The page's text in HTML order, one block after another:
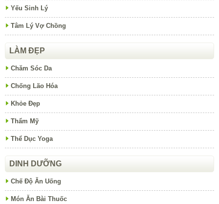
Yếu Sinh Lý
Tâm Lý Vợ Chồng
LÀM ĐẸP
Chăm Sóc Da
Chống Lão Hóa
Khỏe Đẹp
Thẩm Mỹ
Thể Dục Yoga
DINH DƯỠNG
Chế Độ Ăn Uống
Món Ăn Bài Thuốc